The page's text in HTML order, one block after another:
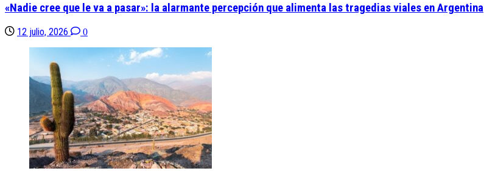
«Nadie cree que le va a pasar»: la alarmante percepción que alimenta las tragedias viales en Argentina
12 julio, 2026 0